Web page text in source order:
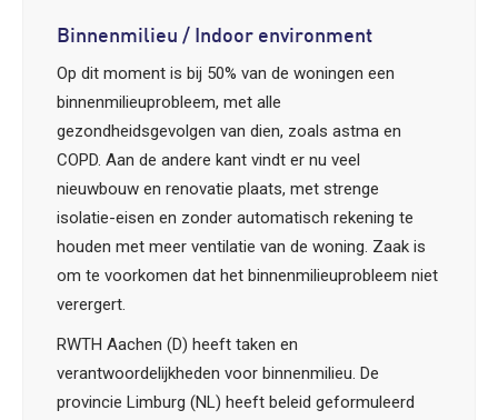
Binnenmilieu / Indoor environment
Op dit moment is bij 50% van de woningen een
binnenmilieuprobleem, met alle
gezondheidsgevolgen van dien, zoals astma en
COPD. Aan de andere kant vindt er nu veel
nieuwbouw en renovatie plaats, met strenge
isolatie-eisen en zonder automatisch rekening te
houden met meer ventilatie van de woning. Zaak is
om te voorkomen dat het binnenmilieuprobleem niet
verergert.
RWTH Aachen (D) heeft taken en
verantwoordelijkheden voor binnenmilieu. De
provincie Limburg (NL) heeft beleid geformuleerd